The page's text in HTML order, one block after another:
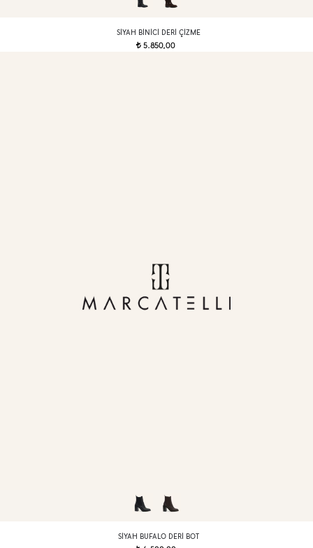
SIYAH BINICI DERI ÇIZME
t 5.850,00
SIYAH BUFALO DERI BOT